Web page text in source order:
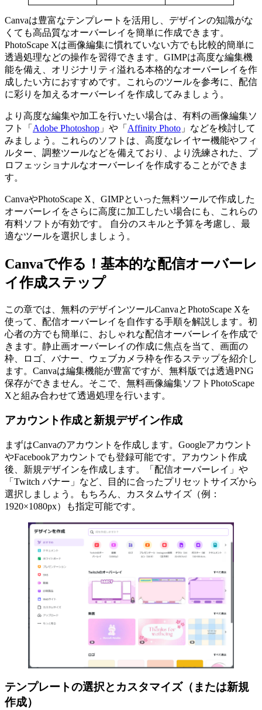
Canvaは豊富なテンプレートを活用し、デザインの知識がな
くても高品質なオーバーレイを簡単に作成できます。
PhotoScape Xは画像編集に慣れていない方でも比較的簡単に
透過処理などの操作を習得できます。GIMPは高度な編集機
能を備え、オリジナリティ溢れる本格的なオーバーレイを作
成したい方におすすめです。これらのツールを参考に、配信
に彩りを加えるオーバーレイを作成してみましょう。
より高度な編集や加工を行いたい場合は、有料の画像編集ソ
フト「 Adobe Photoshop 」や「 Affinity Photo 」などを検討して
みましょう。これらのソフトは、高度なレイヤー機能やフィ
ルター、調整ツールなどを備えており、より洗練された、プ
ロフェッショナルなオーバーレイを作成することができま
す。
CanvaやPhotoScape X、GIMPといった無料ツールで作成した
オーバーレイをさらに高度に加工したい場合にも、これらの
有料ソフトが有効です。 自分のスキルと予算を考慮し、最
適なツールを選択しましょう。
Canvaで作る！基本的な配信オーバーレ
イ作成ステップ
この章では、無料のデザインツールCanvaとPhotoScape Xを
使って、配信オーバーレイを自作する手順を解説します。初
心者の方でも簡単に、おしゃれな配信オーバーレイを作成で
きます。静止画オーバーレイの作成に焦点を当て、画面の
枠、ロゴ、バナー、ウェブカメラ枠を作るステップを紹介し
ます。Canvaは編集機能が豊富ですが、無料版では透過PNG
保存ができません。そこで、無料画像編集ソフトPhotoScape
Xと組み合わせて透過処理を行います。
アカウント作成と新規デザイン作成
まずはCanvaのアカウントを作成します。Googleアカウント
やFacebookアカウントでも登録可能です。アカウント作成
後、新規デザインを作成します。「配信オーバーレイ」や
「Twitch バナー」など、目的に合ったプリセットサイズから
選択しましょう。もちろん、カスタムサイズ（例：
1920×1080px）も指定可能です。
テンプレートの選択とカスタマイズ（または新規
作成）